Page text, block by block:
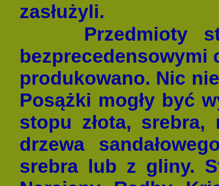
zasłużyli.
Przedmioty
bezprecedensowymi
produkowano. Nic
Posążki mogły być
stopu złota,
drzewa
srebra lub z gliny.